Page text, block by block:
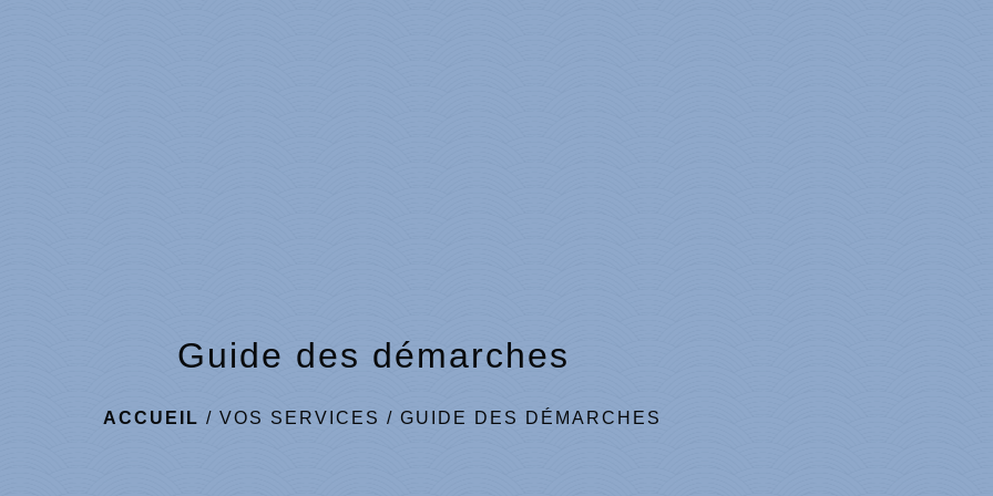
Guide des démarches
ACCUEIL / VOS SERVICES / GUIDE DES DÉMARCHES